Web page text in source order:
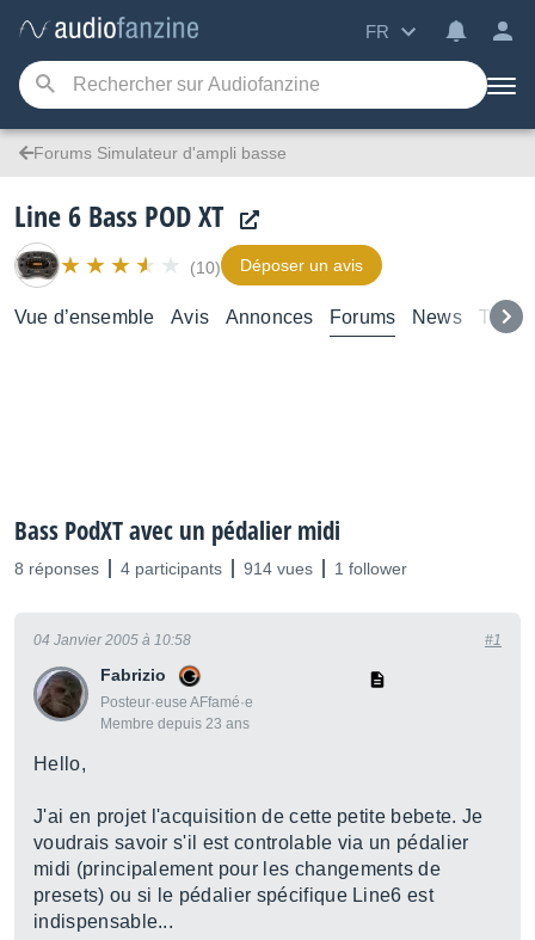
FR
Forums Simulateur d'ampli basse
Line 6 Bass POD XT
(10) Déposer un avis
Vue d’ensemble Avis Annonces Forums News
Bass PodXT avec un pédalier midi
8 réponses 4 participants 914 vues 1 follower
Fabrizio
Posteur·euse AFfamé·e
Membre depuis 23 ans
04 Janvier 2005 à 10:58 #1
Hello,
J'ai en projet l'acquisition de cette petite bebete. Je
voudrais savoir s'il est controlable via un pédalier
midi (principalement pour les changements de
presets) ou si le pédalier spécifique Line6 est
indispensable...